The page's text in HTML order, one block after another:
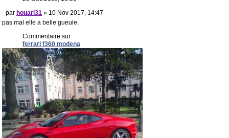
par houari31 » 10 Nov 2017, 14:47
pas mal elle a belle gueule.
Commentaire sur:
ferrari f360 modena